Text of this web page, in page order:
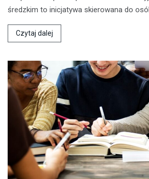
średzkim to inicjatywa skierowana do
Czytaj dalej